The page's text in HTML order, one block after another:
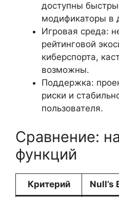
доступны
модификаторы в
Игровая среда:
рейтинговой
киберспорта,
возможны.
Поддержка:
риски и
пользователя.
Сравнение:
функций
Критерий Null’s